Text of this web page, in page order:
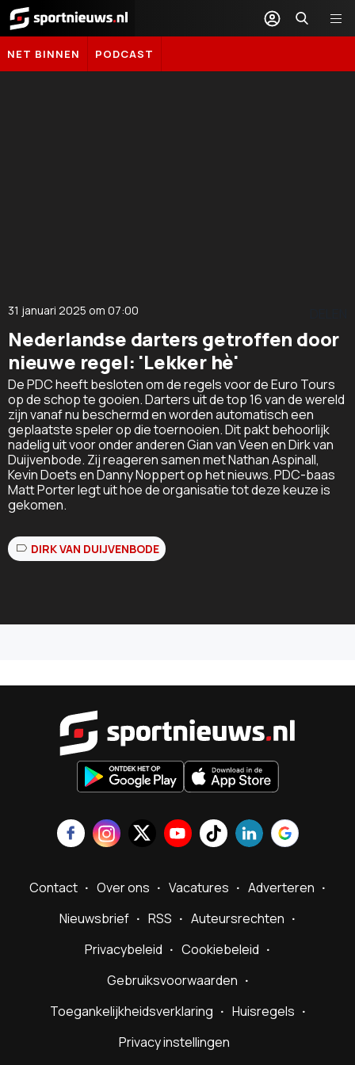
Sportnieuws.nl
NET BINNEN PODCAST
31 januari 2025 om 07:00
Nederlandse darters getroffen door
nieuwe regel: 'Lekker hè'
De PDC heeft besloten om de regels voor de Euro Tours
op de schop te gooien. Darters uit de top 16 van de wereld
zijn vanaf nu beschermd en worden automatisch een
geplaatste speler op die toernooien. Dit pakt behoorlijk
nadelig uit voor onder anderen Gian van Veen en Dirk van
Duijvenbode. Zij reageren samen met Nathan Aspinall,
Kevin Doets en Danny Noppert op het nieuws. PDC-baas
Matt Porter legt uit hoe de organisatie tot deze keuze is
gekomen.
DIRK VAN DUIJVENBODE
Contact Over ons Vacatures
Adverteren
Nieuwsbrief
RSS
Auteursrechten
Privacybeleid
Cookiebeleid
Gebruiksvoorwaarden
Toegankelijkheidsverklaring
Huisregels
Privacy instellingen